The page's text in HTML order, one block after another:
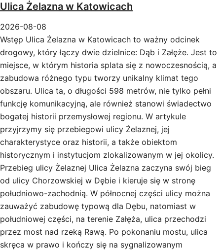
Ulica Żelazna w Katowicach
2026-08-08
Wstęp Ulica Żelazna w Katowicach to ważny odcinek
drogowy, który łączy dwie dzielnice: Dąb i Załęże. Jest to
miejsce, w którym historia splata się z nowoczesnością, a
zabudowa różnego typu tworzy unikalny klimat tego
obszaru. Ulica ta, o długości 598 metrów, nie tylko pełni
funkcję komunikacyjną, ale również stanowi świadectwo
bogatej historii przemysłowej regionu. W artykule
przyjrzymy się przebiegowi ulicy Żelaznej, jej
charakterystyce oraz historii, a także obiektom
historycznym i instytucjom zlokalizowanym w jej okolicy.
Przebieg ulicy Żelaznej Ulica Żelazna zaczyna swój bieg
od ulicy Chorzowskiej w Dębie i kieruje się w stronę
południowo-zachodnią. W północnej części ulicy można
zauważyć zabudowę typową dla Dębu, natomiast w
południowej części, na terenie Załęża, ulica przechodzi
przez most nad rzeką Rawą. Po pokonaniu mostu, ulica
skręca w prawo i kończy się na sygnalizowanym